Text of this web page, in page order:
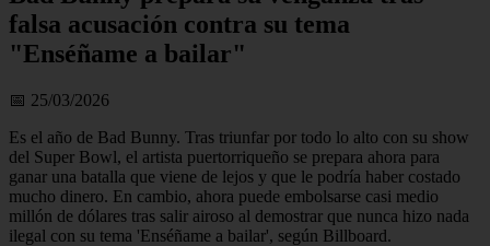
falsa acusación contra su tema
"Enséñame a bailar"
📅 25/03/2026
Es el año de Bad Bunny. Tras triunfar por todo lo alto con su show
del Super Bowl, el artista puertorriqueño se prepara ahora para
ganar una batalla que viene de lejos y que le podría haber costado
mucho dinero. En cambio, ahora puede embolsarse casi medio
millón de dólares tras salir airoso al demostrar que nunca hizo nada
ilegal con su tema 'Enséñame a bailar', según Billboard.